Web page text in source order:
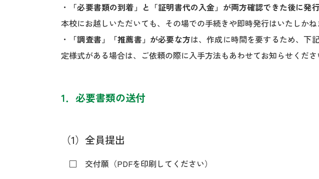
・
「必要書類の到着」と「証明書代の入金」が両方確認できた後に発
本校にお越しいただいても、その場での手続きや即時発行はいたしかね
・
「調査書」「推薦書」が必要な方は、作成に時間を要するため、下
定様式がある場合は、ご依頼の際に入手方法もあわせてお知らせくださ
1．必要書類の送付
（1） 全員提出
□ 交付願（PDFを印刷してください）